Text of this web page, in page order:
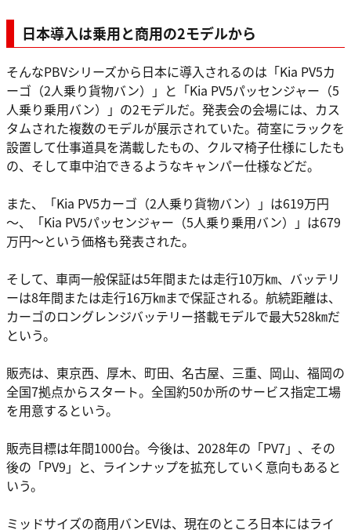
日本導入は乗用と商用の2モデルから
そんなPBVシリーズから日本に導入されるのは「Kia PV5カ
ーゴ（2人乗り貨物バン）」と「Kia PV5パッセンジャー（5
人乗り乗用バン）」の2モデルだ。発表会の会場には、カス
タムされた複数のモデルが展示されていた。荷室にラックを
設置して仕事道具を満載したもの、クルマ椅子仕様にしたも
の、そして車中泊できるようなキャンパー仕様などだ。
また、「Kia PV5カーゴ（2人乗り貨物バン）」は619万円
～、「Kia PV5パッセンジャー（5人乗り乗用バン）」は679
万円～という価格も発表された。
そして、車両一般保証は5年間または走行10万㎞、バッテリ
ーは8年間または走行16万㎞まで保証される。航続距離は、
カーゴのロングレンジバッテリー搭載モデルで最大528㎞だ
という。
販売は、東京西、厚木、町田、名古屋、三重、岡山、福岡の
全国7拠点からスタート。全国約50か所のサービス指定工場
を用意するという。
販売目標は年間1000台。今後は、2028年の「PV7」、その
後の「PV9」と、ラインナップを拡充していく意向もあると
いう。
ミッドサイズの商用バンEVは、現在のところ日本にはライ